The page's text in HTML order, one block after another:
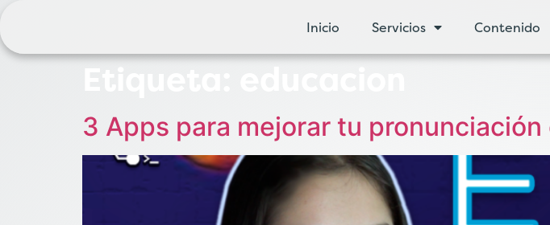
Inicio Servicios Contenido
3 Apps para mejorar tu pronunciación